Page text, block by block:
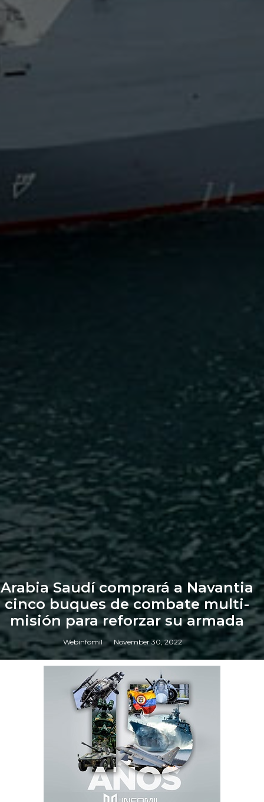
Arabia Saudí comprará a Navantia
cinco buques de combate multi-
misión para reforzar su armada
Webinfomil November 30, 2022